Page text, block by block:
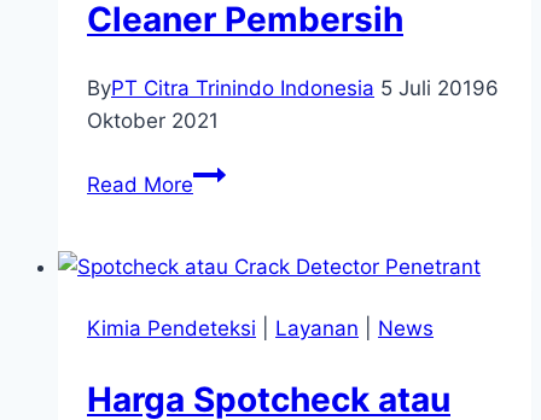
Cleaner Pembersih
ByPT Citra Trinindo Indonesia 5 Juli 20196
Oktober 2021
Read More
Kimia Pendeteksi Layanan News
Harga Spotcheck atau